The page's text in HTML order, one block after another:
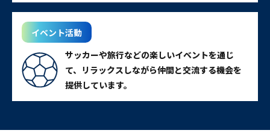
イベント活動
サッカーや旅行などの楽しいイベントを通じ
て、リラックスしながら仲間と交流する機会を
提供しています。